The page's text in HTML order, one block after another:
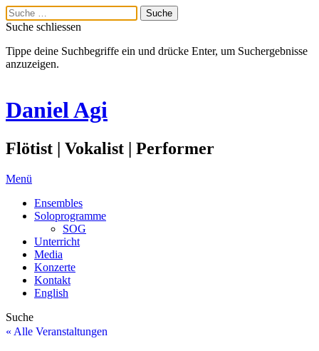
Suche schliessen
Tippe deine Suchbegriffe ein und drücke Enter, um Suchergebnisse
anzuzeigen.
Daniel Agi
Flötist | Vokalist | Performer
Menü
Ensembles
Soloprogramme
SOG
Unterricht
Media
Konzerte
Kontakt
English
Suche
« Alle Veranstaltungen